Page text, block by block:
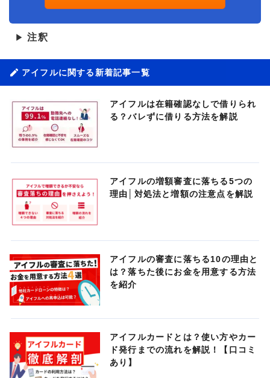
▶ 注釈
アイフルに関する新着記事一覧
アイフルは在籍確認なしで借りられ
る？バレずに借りる方法を解説
アイフルの増額審査に落ちる5つの
理由│対処法と増額の注意点を解説
アイフルの審査に落ちる10の理由と
は？落ちた後にお金を用意する方法
を紹介
アイフルカードとは？使い方やカー
ド発行までの流れを解説！【口コミ
あり】